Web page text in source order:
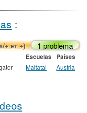
:
+ et +) 1 problema
Escuelas Países
Maltatal Austria